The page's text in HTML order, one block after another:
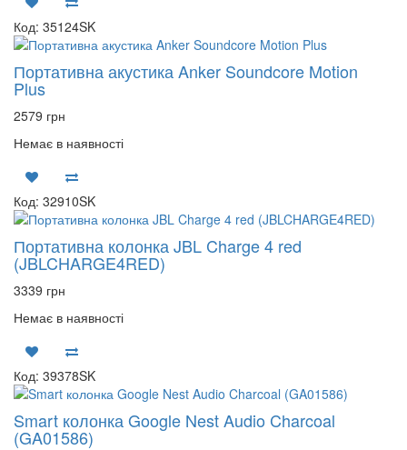
Код: 35124SK
Портативна акустика Anker Soundcore Motion
Plus
2579 грн
Немає в наявності
Код: 32910SK
Портативна колонка JBL Charge 4 red
(JBLCHARGE4RED)
3339 грн
Немає в наявності
Код: 39378SK
Smart колонка Google Nest Audio Charcoal
(GA01586)